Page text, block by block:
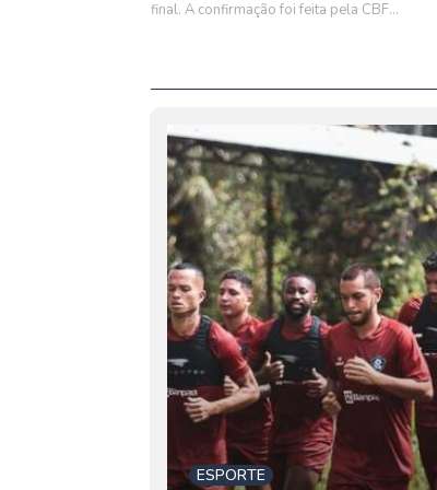
final. A confirmação foi feita pela CBF...
ESPORTE